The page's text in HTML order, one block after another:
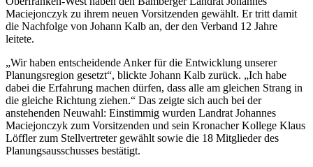
Maciejonczyk zu ihrem neuen Vorsitzenden gewählt. Er tritt damit
die Nachfolge von Johann Kalb an, der den Verband 12 Jahre
leitete.
„Wir haben entscheidende Anker für die Entwicklung unserer
Planungsregion gesetzt“, blickte Johann Kalb zurück. „Ich habe
dabei die Erfahrung machen dürfen, dass alle am gleichen Strang in
die gleiche Richtung ziehen.“ Das zeigte sich auch bei der
anstehenden Neuwahl: Einstimmig wurden Landrat Johannes
Maciejonczyk zum Vorsitzenden und sein Kronacher Kollege Klaus
Löffler zum Stellvertreter gewählt sowie die 18 Mitglieder des
Planungsausschusses bestätigt.